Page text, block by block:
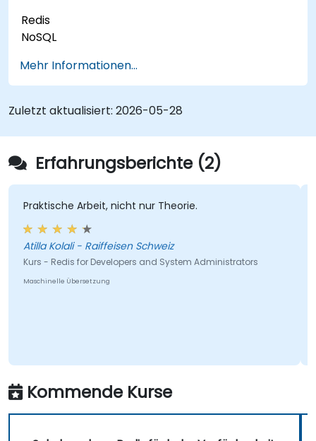
praktische Kenntnisse zu Themen wie Clustering
mittels Redis Sentinel, Master-Slave-Replikation,
AOF- und RDB-Persistenzstrategien,
Latenzproblemen – alles Voraussetzungen für
Redis
NoSQL
Mehr Informationen...
Zuletzt aktualisiert: 2026-05-28
Erfahrungsberichte (2)
Praktische Arbeit, nicht nur Theorie.
Atilla Kolali - Raiffeisen Schweiz
Kurs - Redis for Developers and System Administrators
Maschinelle Übersetzung
Kommende Kurse